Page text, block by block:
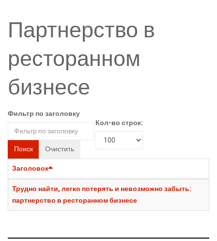
Партнерство в
ресторанном
бизнесе
Фильтр по заголовку
Поиск Очистить
Кол-во строк:
Заголовок
Трудно найти, легко потерять и невозможно забыть:
партнерство в ресторанном бизнесе